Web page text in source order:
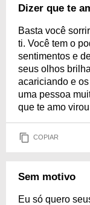
Dizer que te
Basta você
ti. Você tem o
sentimentos e
seus olhos
acariciando e
uma pessoa
que te amo
COPIAR
Sem motivo
Eu só quero